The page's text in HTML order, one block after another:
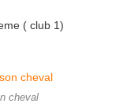
( club 1)
cheval